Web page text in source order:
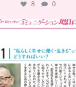
8 0
．．
...
8 0